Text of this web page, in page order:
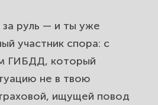
через суд.
вернём
и навязанные допы.
руль — и ты уже
участник спора: с
ГИБДД, который
не в твою
ищущей повод